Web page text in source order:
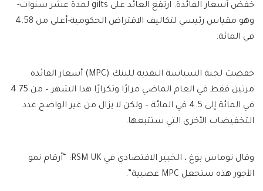
خفض أسعار الفائدة. ارتفع العائد على gilts لمدة عشر سنوات-
وهو مقياس رئيسي لتكاليف الاقتراض الحكومية-أعلى من 4.58
في المائة.
خفضت لجنة السياسة النقدية للبنك (MPC) أسعار الفائدة
مرتين فقط في العام الماضي مرارًا وتكرارًا هذا الشهر – من 4.75
في المائة إلى 4.5 في المائة – ولكن لا يزال من غير الواضح عدد
التخفيضات الأخرى التي ستتبعها.
وقال توماس بوغ ، الخبير الاقتصادي في RSM UK: “أرقام نمو
الأجور هذه ستجعل MPC عصبية”.